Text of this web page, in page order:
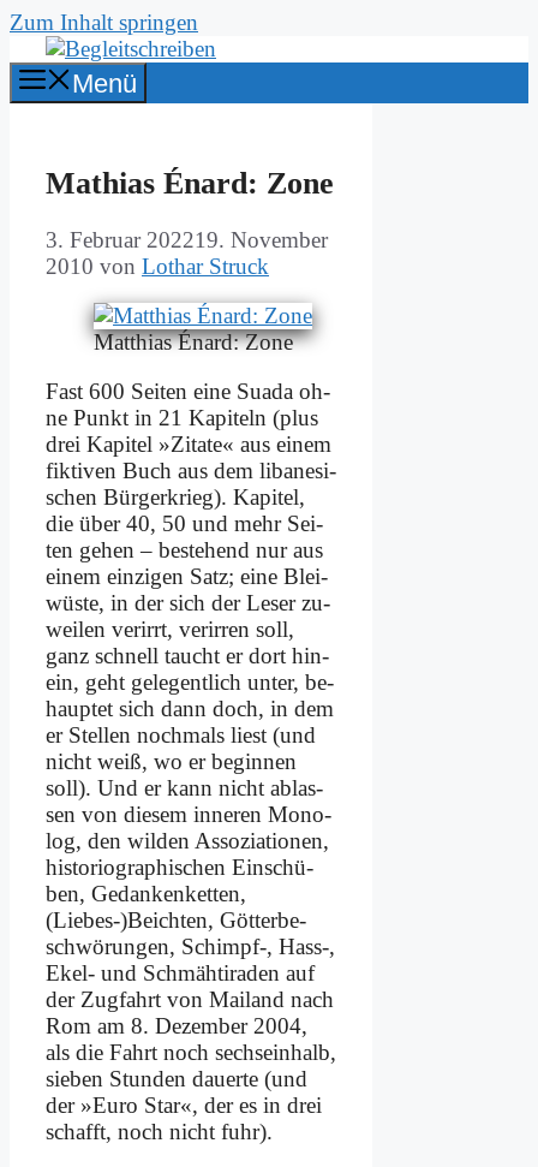
Zum Inhalt springen
Menü
Ma­thi­as Énard: Zo­ne
3. Februar 202219. November
2010 von Lothar Struck
Mat­thi­as Énard: Zo­ne
Fast 600 Sei­ten ei­ne Sua­da oh­
ne Punkt in 21 Ka­pi­teln (plus
drei Ka­pi­tel »Zi­ta­te« aus ei­nem
fik­ti­ven Buch aus dem li­ba­ne­si­
schen Bür­ger­krieg). Ka­pi­tel,
die über 40, 50 und mehr Sei­
ten ge­hen – be­stehend nur aus
ei­nem ein­zi­gen Satz; ei­ne Blei­
wü­ste, in der sich der Le­ser zu­
wei­len ver­irrt, ver­ir­ren soll,
ganz schnell taucht er dort hin­
ein, geht ge­le­gent­lich un­ter, be­
haup­tet sich dann doch, in dem
er Stel­len noch­mals liest (und
nicht weiß, wo er be­gin­nen
soll). Und er kann nicht ab­las­
sen von die­sem in­ne­ren Mo­no­
log, den wil­den As­so­zia­tio­nen,
hi­sto­rio­gra­phi­schen Ein­schü­
ben, Ge­dan­ken­ket­ten,
(Liebes-)Beichten, Göt­ter­be­
schwö­run­gen, Schimpf‑, Hass‑,
Ekel- und Schmäh­ti­ra­den auf
der Zug­fahrt von Mai­land nach
Rom am 8. De­zem­ber 2004,
als die Fahrt noch sechs­ein­halb,
sie­ben Stun­den dau­er­te (und
der »Eu­ro Star«, der es in drei
schafft, noch nicht fuhr).